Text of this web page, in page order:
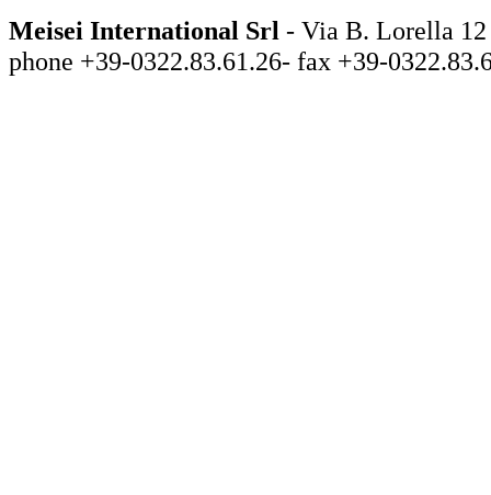
Meisei International Srl - Via B. Lorella
phone +39-0322.83.61.26- fax +39-